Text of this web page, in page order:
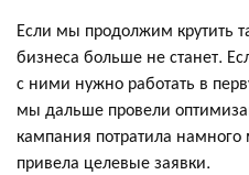
Если мы продолжим крутить
бизнеса больше не станет.
с ними нужно работать в
мы дальше провели
кампания потратила
привела целевые заявки.